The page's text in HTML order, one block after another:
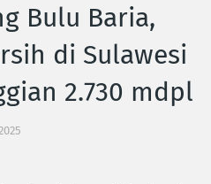
Bulu Baria,
di Sulawesi
2.730 mdpl